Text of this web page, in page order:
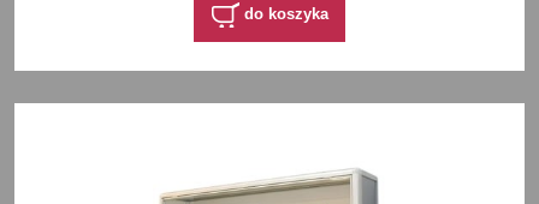
do koszyka